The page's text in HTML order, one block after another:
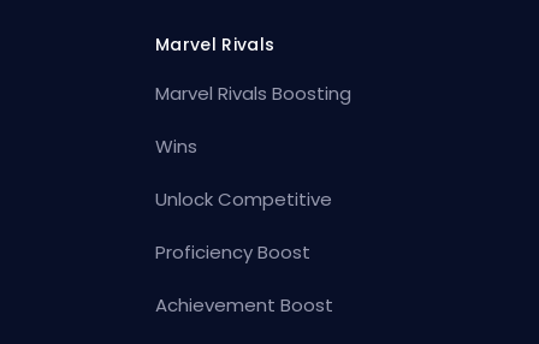
Marvel Rivals
Marvel Rivals Boosting
Wins
Unlock Competitive
Proficiency Boost
Achievement Boost